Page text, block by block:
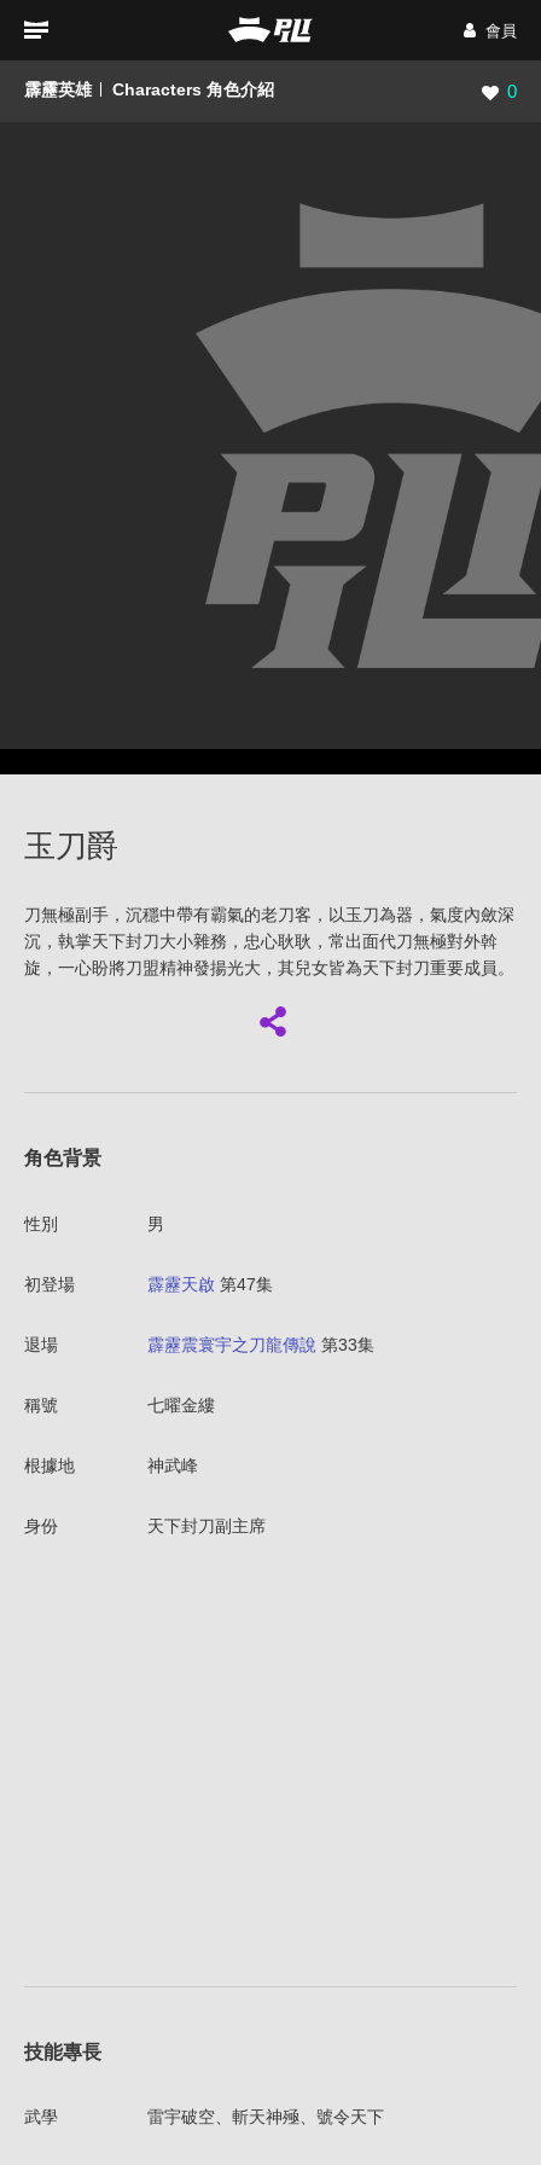
會員
霹靂英雄 Characters 角色介紹 瀏覽
0
玉刀爵
刀無極副手，沉穩中帶有霸氣的老刀客，以玉刀為器，氣度內斂深
沉，執掌天下封刀大小雜務，忠心耿耿，常出面代刀無極對外斡
旋，一心盼將刀盟精神發揚光大，其兒女皆為天下封刀重要成員。
角色背景
性別 男
初登場 霹靂天啟 第47集
退場 霹靂震寰宇之刀龍傳說 第33集
稱號 七曜金縷
根據地 神武峰
身份 天下封刀副主席
技能專長
武學 雷宇破空、斬天神殛、號令天下